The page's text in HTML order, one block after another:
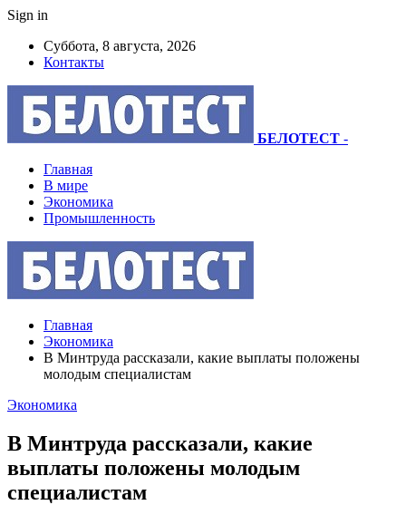
Sign in
Суббота, 8 августа, 2026
Контакты
БЕЛОТЕСТ -
Главная
В мире
Экономика
Промышленность
Главная
Экономика
В Минтруда рассказали, какие выплаты положены
молодым специалистам
Экономика
В Минтруда рассказали, какие
выплаты положены молодым
специалистам